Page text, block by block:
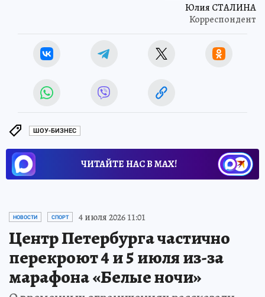
Юлия СТАЛИНА
Корреспондент
ШОУ-БИЗНЕС
ЧИТАЙТЕ НАС В МАХ!
НОВОСТИ СПОРТ 4 июля 2026 11:01
Центр Петербурга частично
перекроют 4 и 5 июля из-за
марафона «Белые ночи»